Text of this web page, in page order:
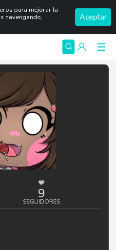
para mejorar la
navengando,
Aceptar
9
SEGUIDORES